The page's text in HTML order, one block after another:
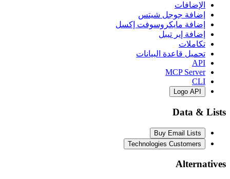
الإضافات
إضافة جوجل شيتس
إضافة مايكروسوفت إكسل
إضافة إير تيبل
تكاملات
تحميل قاعدة البيانات
API
MCP Server
CLI
Logo API
Data & Lists
Buy Email Lists
Technologies Customers
Alternatives